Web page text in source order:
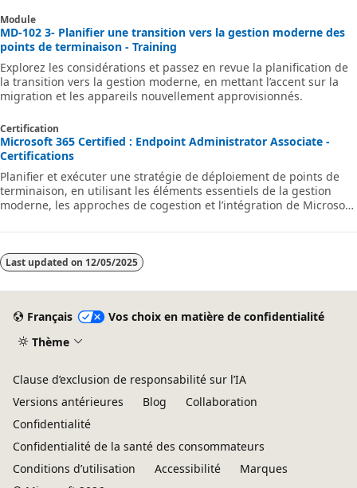
Module
MD-102 3- Planifier une transition vers la gestion moderne des
points de terminaison - Training
Explorez les considérations et passez en revue la planification de
la transition vers la gestion moderne, en mettant l’accent sur la
migration et les appareils nouvellement approvisionnés.
Certification
Microsoft 365 Certified : Endpoint Administrator Associate -
Certifications
Planifier et exécuter une stratégie de déploiement de points de
terminaison, en utilisant les éléments essentiels de la gestion
moderne, les approches de cogestion et l’intégration de Microsoft
Last updated on 12/05/2025
Français
Vos choix en matière de confidentialité
Thème
Clause d’exclusion de responsabilité sur l’IA
Versions antérieures
Blog
Collaboration
Confidentialité
Confidentialité de la santé des consommateurs
Conditions d’utilisation
Accessibilité
Marques